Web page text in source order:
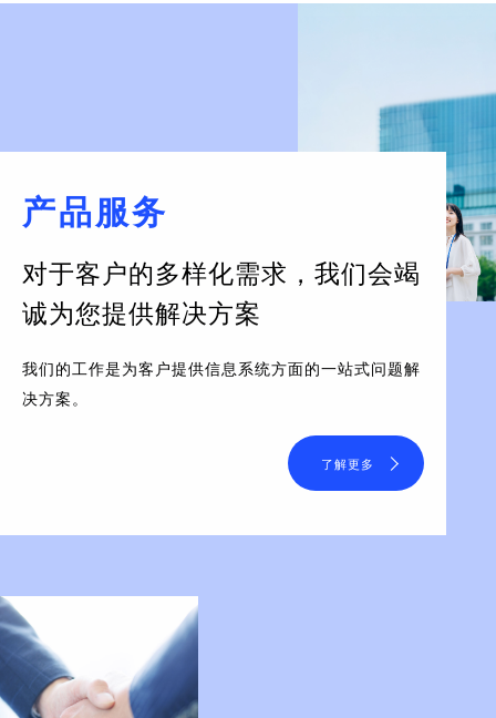
产品服务
对于客户的多样化需求， 我们会竭
诚为您提供解决方案
我们的工作是为客户提供信息系统方面的一站式问题解
决方案。
了解更多